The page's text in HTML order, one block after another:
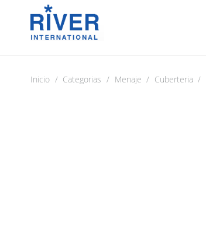
Inicio / Categorias / Menaje / Cuberteria /